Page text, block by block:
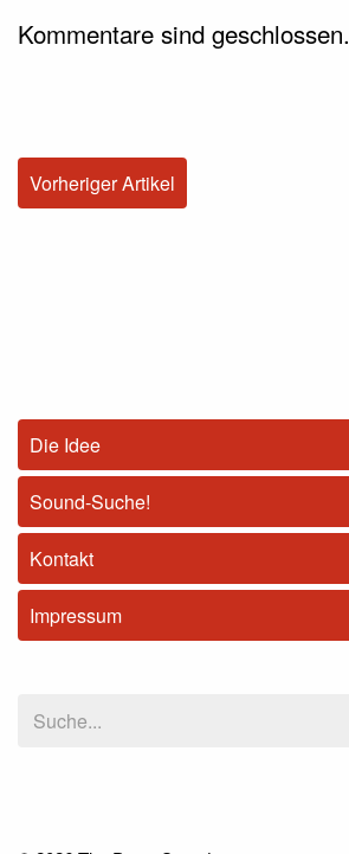
Kommentare sind geschlossen.
Vorheriger Artikel
Die Idee
Sound-Suche!
Kontakt
Impressum